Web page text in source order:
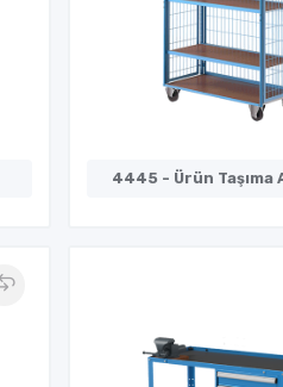
4445 - Ürün Taşıma